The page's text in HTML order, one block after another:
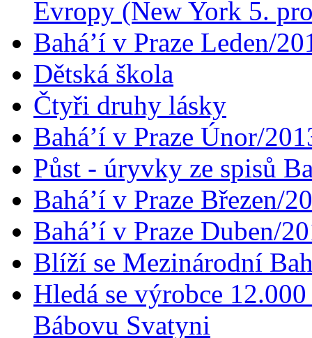
Evropy (New York 5.
Bahá’í v Praze Leden/
Dětská škola
Čtyři druhy lásky
Bahá’í v Praze Únor/
Půst - úryvky ze spisů
Bahá’í v Praze Březen/
Bahá’í v Praze Duben/
Blíží se Mezinárodní
Hledá se výrobce
Bábovu Svatyni